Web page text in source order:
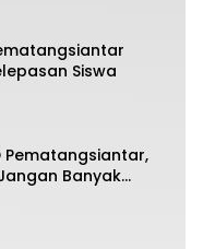
Siswa
Pematangsiantar,
Banyak